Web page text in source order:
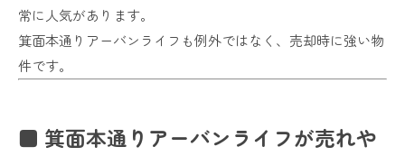
常に人気があります。
箕面本通りアーバンライフも例外ではなく、売却時に強い物
件です。
■ 箕面本通りアーバンライフが売れや